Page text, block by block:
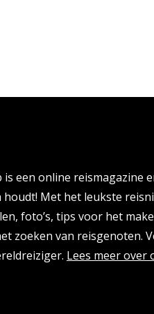
is een online reismagazine
houdt! Met het leukste
foto’s, tips voor het
zoeken van reisgenoten.
Lees meer over